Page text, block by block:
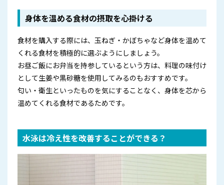
身体を温める食材の摂取を心掛ける
食材を購入する際には、玉ねぎ・かぼちゃなど身体を温めて
くれる食材を積極的に選ぶようにしましょう。
お昼ご飯にお弁当を持参しているという方は、料理の味付け
として生姜や黒砂糖を使用してみるのもおすすめです。
匂い・衛生といったものを気にすることなく、身体を芯から
温めてくれる食材であるためです。
水泳は冷え性を改善することができる？